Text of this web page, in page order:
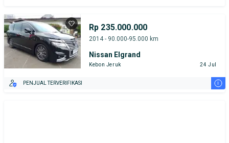
Rp 235.000.000
2014 - 90.000-95.000 km
Nissan Elgrand
Kebon Jeruk 24 Jul
PENJUAL TERVERIFIKASI i